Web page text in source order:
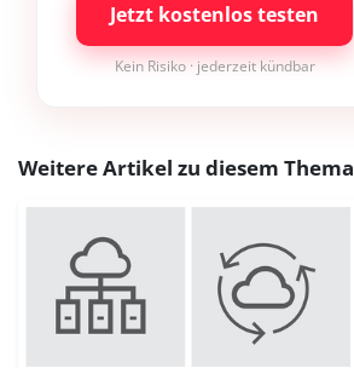
Jetzt kostenlos testen
Kein Risiko · jederzeit kündbar
Weitere Artikel zu diesem Thema